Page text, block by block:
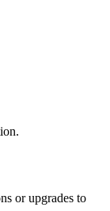
or upgrades to